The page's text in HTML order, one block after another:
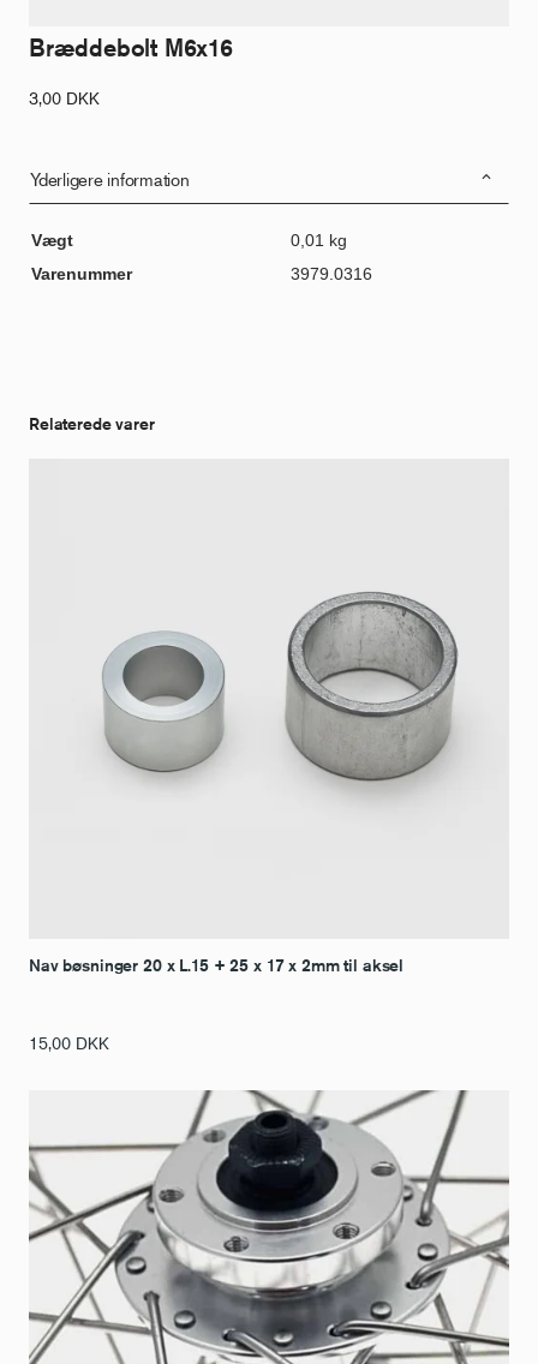
Bræddebolt M6x16
3,00 DKK
Yderligere information
Vægt
0,01 kg
Varenummer
3979.0316
Relaterede varer
Nav bøsninger 20 x L.15 + 25 x 17 x 2mm til aksel
15,00 DKK